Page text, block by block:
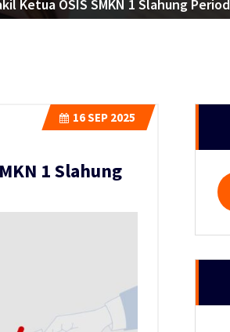
Ketua OSIS SMKN 1 Slahung
16SEP 2025
1 Slahung